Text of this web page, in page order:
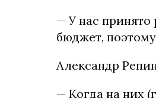
— У нас принято
бюджет,
Александр
— Когда на них